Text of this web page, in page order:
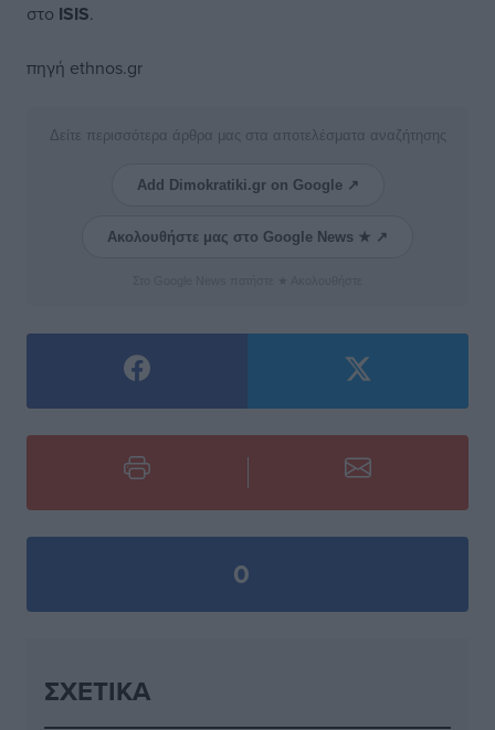
στο ISIS.
πηγή ethnos.gr
Δείτε περισσότερα άρθρα μας στα αποτελέσματα αναζήτησης
Add Dimokratiki.gr on Google ↗
Ακολουθήστε μας στο Google News ★ ↗
0
ΣΧΕΤΙΚΆ